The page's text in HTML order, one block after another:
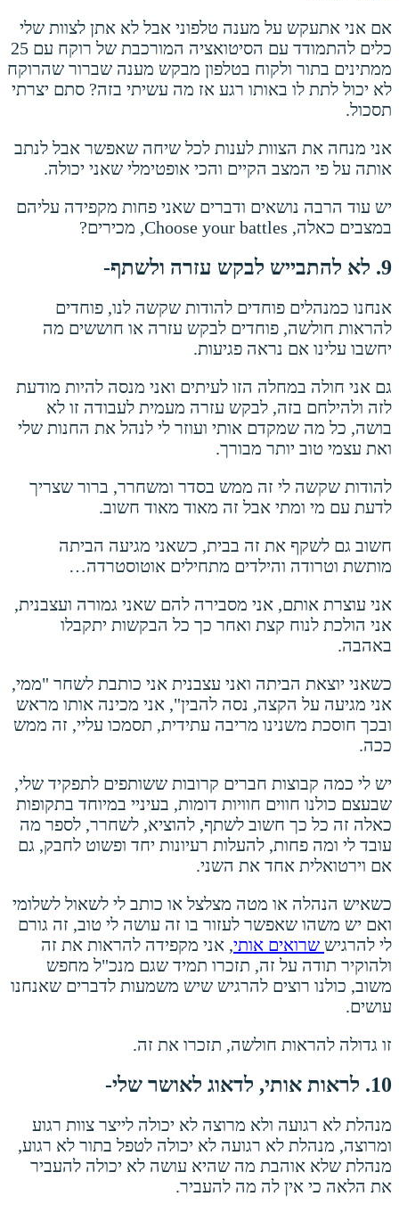
אם אני אתעקש על מענה טלפוני אבל לא אתן לצוות שלי
כלים להתמודד עם הסיטואציה המורכבת של רוקח עם 25
ממתינים בתור ולקוח בטלפון מבקש מענה שברור שהרוקח
לא יכול לתת לו באותו רגע אז מה עשיתי בזה? סתם יצרתי
תסכול.
אני מנחה את הצוות לענות לכל שיחה שאפשר אבל לנתב
אותה על פי המצב הקיים והכי אופטימלי שאני יכולה.
יש עוד הרבה נושאים ודברים שאני פחות מקפידה עליהם
במצבים כאלה, Choose your battles, מכירים?
9. לא להתבייש לבקש עזרה ולשתף-
אנחנו כמנהלים פוחדים להודות שקשה לנו, פוחדים
להראות חולשה, פוחדים לבקש עזרה או חוששים מה
יחשבו עלינו אם נראה פגיעות.
גם אני חולה במחלה הזו לעיתים ואני מנסה להיות מודעת
לזה ולהילחם בזה, לבקש עזרה מעמית לעבודה זו לא
בושה, כל מה שמקדם אותי ועוזר לי לנהל את החנות שלי
ואת עצמי טוב יותר מבורך.
להודות שקשה לי זה ממש בסדר ומשחרר, ברור שצריך
לדעת עם מי ומתי אבל זה מאוד מאוד חשוב.
חשוב גם לשקף את זה בבית, כשאני מגיעה הביתה
מותשת וטרודה והילדים מתחילים אוטוסטרדה…
אני עוצרת אותם, אני מסבירה להם שאני גמורה ועצבנית,
אני הולכת לנוח קצת ואחר כך כל הבקשות יתקבלו
באהבה.
כשאני יוצאת הביתה ואני עצבנית אני כותבת לשחר "ממי,
אני מגיעה על הקצה, נסה להבין", אני מכינה אותו מראש
ובכך חוסכת משנינו מריבה עתידית, תסמכו עליי, זה ממש
ככה.
יש לי כמה קבוצות חברים קרובות ששותפים לתפקיד שלי,
שבעצם כולנו חווים חוויות דומות, בעיניי במיוחד בתקופות
כאלה זה כל כך חשוב לשתף, להוציא, לשחרר, לספר מה
עובד לי ומה פחות, להעלות רעיונות יחד ופשוט לחבק, גם
אם וירטואלית אחד את השני.
כשאיש הנהלה או מטה מצלצל או כותב לי לשאול לשלומי
ואם יש משהו שאפשר לעזור בו זה עושה לי טוב, זה גורם
לי להרגיש שרואים אותי, אני מקפידה להראות את זה
ולהוקיר תודה על זה, תזכרו תמיד שגם מנכ"ל מחפש
משוב, כולנו רוצים להרגיש שיש משמעות לדברים שאנחנו
עושים.
זו גדולה להראות חולשה, תזכרו את זה.
10. לראות אותי, לדאוג לאושר שלי-
מנהלת לא רגועה ולא מרוצה לא יכולה לייצר צוות רגוע
ומרוצה, מנהלת לא רגועה לא יכולה לטפל בתור לא רגוע,
מנהלת שלא אוהבת מה שהיא עושה לא יכולה להעביר
את הלאה כי אין לה מה להעביר.